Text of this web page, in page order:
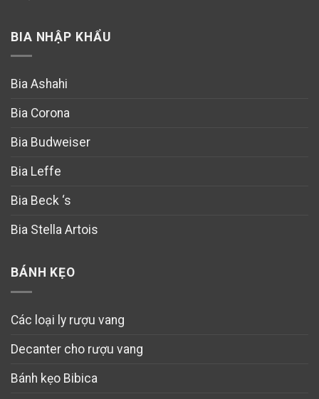
BIA NHẬP KHẨU
Bia Ashahi
Bia Corona
Bia Budweiser
Bia Leffe
Bia Beck ‘s
Bia Stella Artois
BÁNH KẸO
Các loại ly rượu vang
Decanter cho rượu vang
Bánh kẹo Bibica